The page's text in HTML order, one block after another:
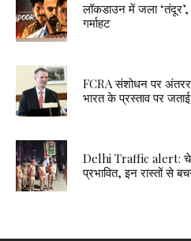
लॉकडाउन में जला
गर्माहट
FCRA संशोधन पर
भारत के प्रस्ताव पर जताई
Delhi Traffic alert:
प्रभावित, इन रास्तों से